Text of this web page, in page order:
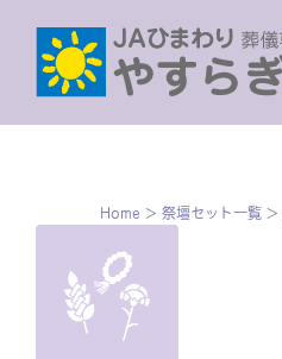
content
Home > 祭壇セット一覧 >